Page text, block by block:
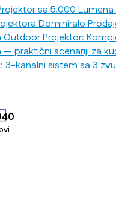
sa 5.000
Dominiralo
Outdoor Projektor:
praktični scenariji za
3-kanalni sistem sa 3